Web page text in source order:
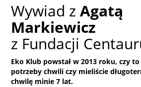
Wywiad zAgatą
Markiewicz
z Fundacji
Eko Klub powstał w 2013 roku, czy
potrzeby chwili czy mieliście
chwilę minie 7 lat.